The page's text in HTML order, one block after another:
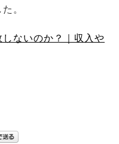
。
ないのか？｜収入や